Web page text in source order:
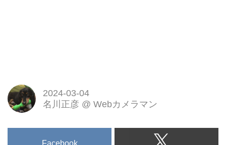
2024-03-04
名川正彦 @ Webカメラマン
Facebook